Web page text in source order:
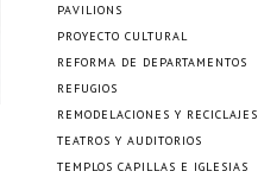
PAVILIONS
PROYECTO CULTURAL
REFORMA DE DEPARTAMENTOS
REFUGIOS
REMODELACIONES Y RECICLAJES
TEATROS Y AUDITORIOS
TEMPLOS CAPILLAS E IGLESIAS